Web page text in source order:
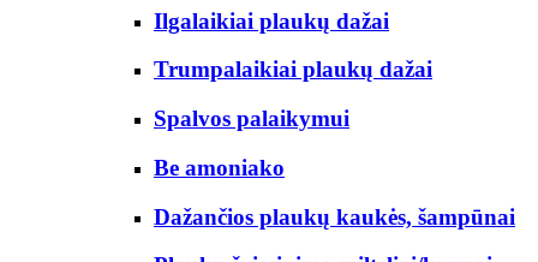
Ilgalaikiai plaukų dažai
Trumpalaikiai plaukų dažai
Spalvos palaikymui
Be amoniako
Dažančios plaukų kaukės, šampūnai